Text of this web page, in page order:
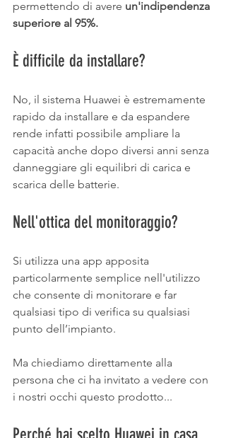
permettendo di avere un'indipendenza
superiore al 95%.
È difficile da installare?
No, il sistema Huawei è estremamente
rapido da installare e da espandere
rende infatti possibile ampliare la
capacità anche dopo diversi anni senza
danneggiare gli equilibri di carica e
scarica delle batterie.
Nell'ottica del monitoraggio?
Si utilizza una app apposita
particolarmente semplice nell'utilizzo
che consente di monitorare e far
qualsiasi tipo di verifica su qualsiasi
punto dell’impianto.
Ma chiediamo direttamente alla
persona che ci ha invitato a vedere con
i nostri occhi questo prodotto...